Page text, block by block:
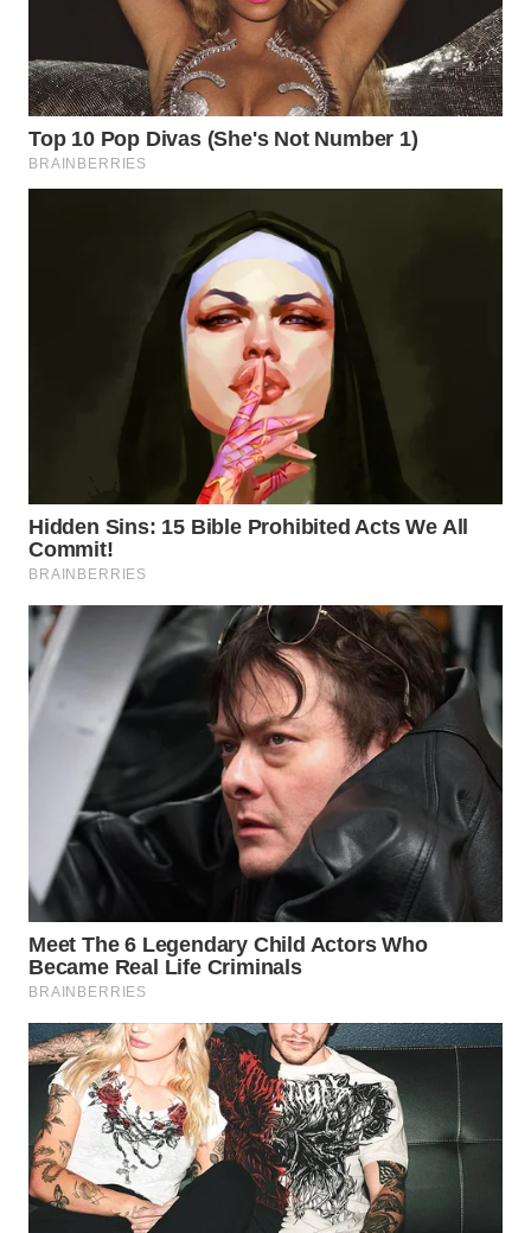
Wahana
Media
Group
WAHANA
WAHANA
KONSUMEN
LISTRIK
WAHANA
TRAVEL
WAHANA
TV
WAHANANEWS
WAHANANEWS
CO ID
WAHANANEWS
NET
WAHANA
SPORT
WAHANA